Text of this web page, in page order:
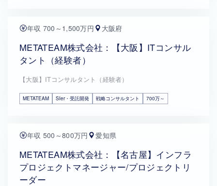
年収 700～1,500万円 大阪府
METATEAM株式会社：【大阪】ITコンサル
タント（経験者）
【大阪】ITコンサルタント（経験者）
METATEAM SIer・受託開発 戦略コンサルタント 700万～
年収 500～800万円 愛知県
METATEAM株式会社：【名古屋】インフラ
プロジェクトマネージャー/プロジェクトリ
ーダー